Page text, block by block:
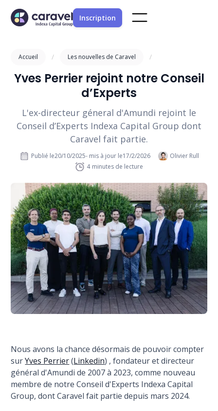
Inscription
Accueil / Les nouvelles de Caravel /
Yves Perrier rejoint notre Conseil
d’Experts
L'ex-directeur géneral d'Amundi rejoint le
Conseil d’Experts Indexa Capital Group dont
Caravel fait partie.
Publié le20/10/2025- mis à jour le17/2/2026
Olivier Rull
4 minutes de lecture
Nous avons la chance désormais de pouvoir compter
surYves Perrier(Linkedin) , fondateur et directeur
général d'Amundi de 2007 à 2023, comme nouveau
membre de notre Conseil d'Experts Indexa Capital
Group, dont Caravel fait partie depuis mars 2024.